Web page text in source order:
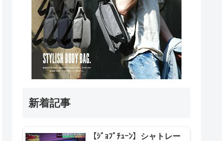
新着記事
【ｼﾞｮﾌﾞﾁｭｰﾝ】シャトレー